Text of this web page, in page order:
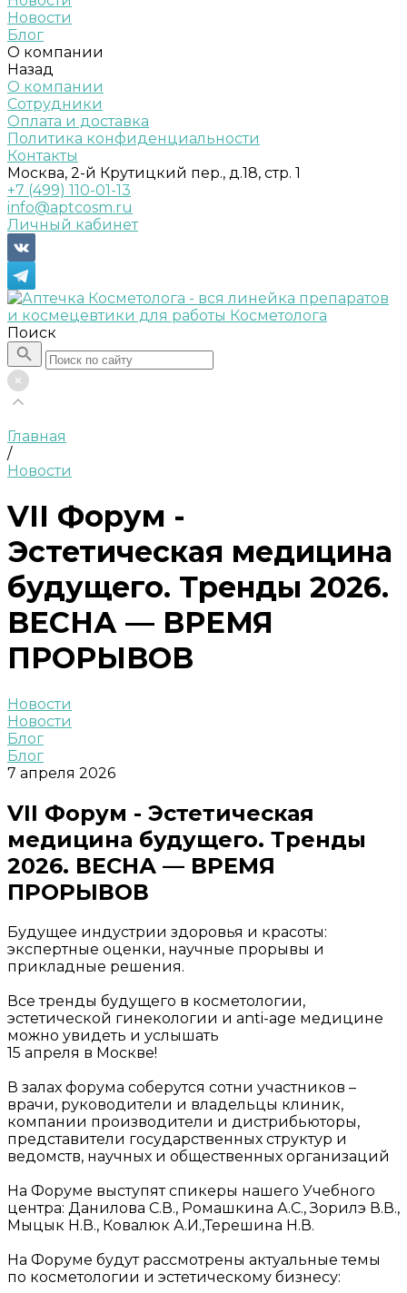
Новости
Блог
О компании
Назад
О компании
Сотрудники
Оплата и доставка
Политика конфиденциальности
Контакты
Москва, 2-й Крутицкий пер., д.18, стр. 1
+7 (499) 110-01-13
info@aptcosm.ru
Личный кабинет
Поиск
Главная
/
Новости
VII Форум -
Эстетическая медицина
будущего. Тренды 2026.
ВЕСНА — ВРЕМЯ
ПРОРЫВОВ
Новости
Новости
Блог
Блог
7 апреля 2026
VII Форум - Эстетическая
медицина будущего. Тренды
2026. ВЕСНА — ВРЕМЯ
ПРОРЫВОВ
Будущее индустрии здоровья и красоты:
экспертные оценки, научные прорывы и
прикладные решения.
Все тренды будущего в косметологии,
эстетической гинекологии и anti-age медицине
можно увидеть и услышать
15 апреля в Москве!
В залах форума соберутся сотни участников –
врачи, руководители и владельцы клиник,
компании производители и дистрибьюторы,
представители государственных структур и
ведомств, научных и общественных организаций
На Форуме выступят спикеры нашего Учебного
центра: Данилова С.В., Ромашкина А.С., Зорилэ В.В.,
Мыцык Н.В., Ковалюк А.И.,Терешина Н.В.
На Форуме будут рассмотрены актуальные темы
по косметологии и эстетическому бизнесу: